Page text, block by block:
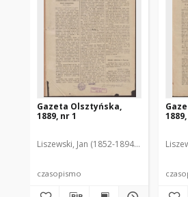
Gazeta Olsztyńska,
1889, nr 1
Liszewski, Jan (1852-1894). Red.
czasopismo